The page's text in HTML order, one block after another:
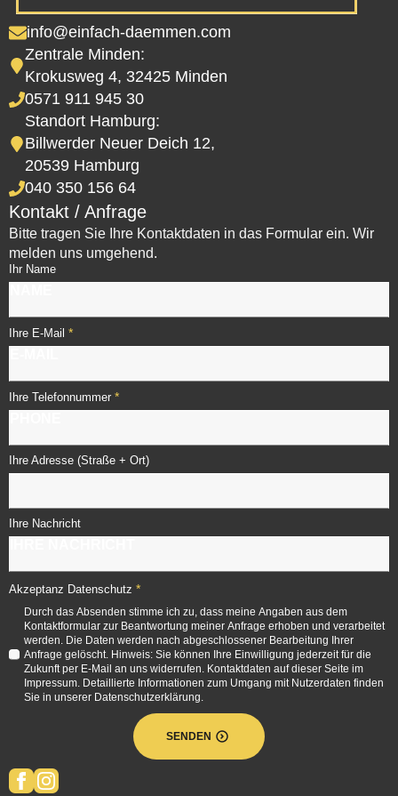
info@einfach-daemmen.com
Zentrale Minden:
Krokusweg 4, 32425 Minden
0571 911 945 30
Standort Hamburg:
Billwerder Neuer Deich 12,
20539 Hamburg
040 350 156 64
Kontakt / Anfrage
Bitte tragen Sie Ihre Kontaktdaten in das Formular ein. Wir
melden uns umgehend.
Ihr Name
Ihre E-Mail *
Ihre Telefonnummer *
Ihre Adresse (Straße + Ort)
Ihre Nachricht
Akzeptanz Datenschutz *
Durch das Absenden stimme ich zu, dass meine Angaben aus dem
Kontaktformular zur Beantwortung meiner Anfrage erhoben und verarbeitet
werden. Die Daten werden nach abgeschlossener Bearbeitung Ihrer
Anfrage gelöscht. Hinweis: Sie können Ihre Einwilligung jederzeit für die
Zukunft per E-Mail an uns widerrufen. Kontaktdaten auf dieser Seite im
Impressum. Detaillierte Informationen zum Umgang mit Nutzerdaten finden
Sie in unserer Datenschutzerklärung.
SENDEN